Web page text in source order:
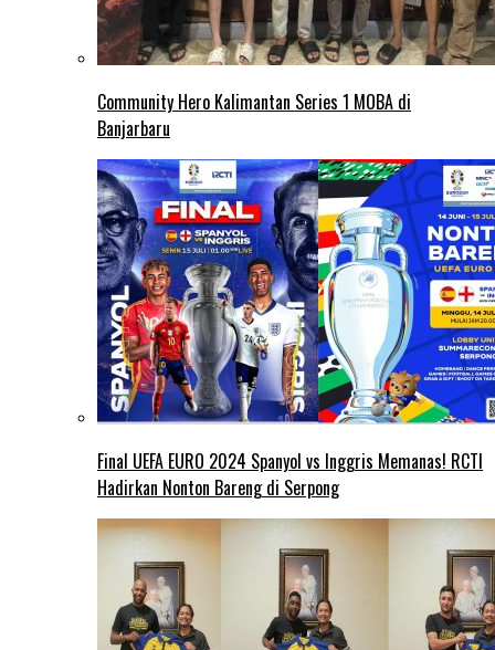
Community Hero Kalimantan Series 1 MOBA di
Banjarbaru
Final UEFA EURO 2024 Spanyol vs Inggris Memanas! RCTI
Hadirkan Nonton Bareng di Serpong